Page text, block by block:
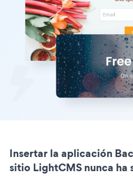
Insertar la aplicación
sitio LightCMS nunca ha